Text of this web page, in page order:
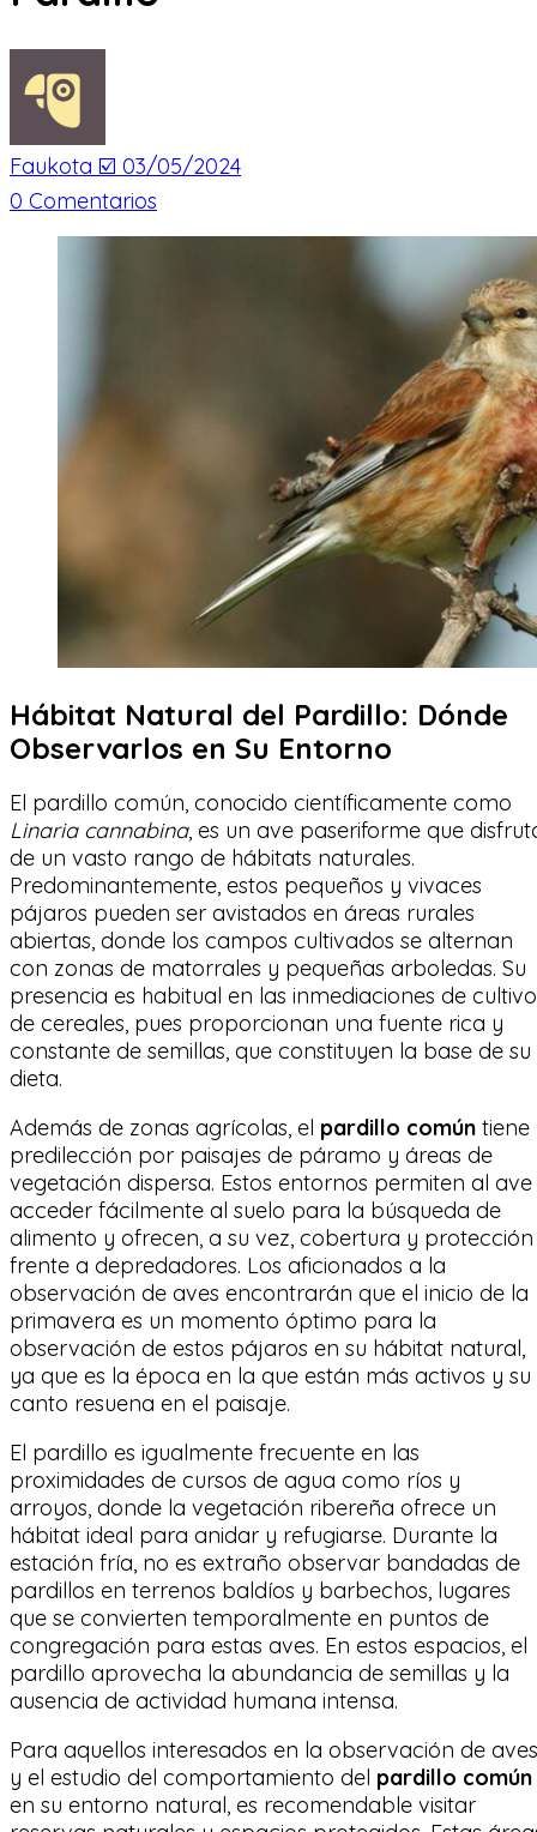
Faukota ☑️ 03/05/2024
0 Comentarios
Hábitat Natural del Pardillo: Dónde
Observarlos en Su Entorno
El pardillo común, conocido científicamente como
Linaria cannabina, es un ave paseriforme que
de un vasto rango de hábitats naturales.
Predominantemente, estos pequeños y vivaces
pájaros pueden ser avistados en áreas rurales
abiertas, donde los campos cultivados se alternan
con zonas de matorrales y pequeñas arboledas. Su
presencia es habitual en las inmediaciones de
de cereales, pues proporcionan una fuente rica y
constante de semillas, que constituyen la base de su
dieta.
Además de zonas agrícolas, el pardillo común tiene
predilección por paisajes de páramo y áreas de
vegetación dispersa. Estos entornos permiten al ave
acceder fácilmente al suelo para la búsqueda de
alimento y ofrecen, a su vez, cobertura y protección
frente a depredadores. Los aficionados a la
observación de aves encontrarán que el inicio de la
primavera es un momento óptimo para la
observación de estos pájaros en su hábitat natural,
ya que es la época en la que están más activos y su
canto resuena en el paisaje.
El pardillo es igualmente frecuente en las
proximidades de cursos de agua como ríos y
arroyos, donde la vegetación ribereña ofrece un
hábitat ideal para anidar y refugiarse. Durante la
estación fría, no es extraño observar bandadas de
pardillos en terrenos baldíos y barbechos, lugares
que se convierten temporalmente en puntos de
congregación para estas aves. En estos espacios, el
pardillo aprovecha la abundancia de semillas y la
ausencia de actividad humana intensa.
Para aquellos interesados en la observación de aves
y el estudio del comportamiento del pardillo común
en su entorno natural, es recomendable visitar